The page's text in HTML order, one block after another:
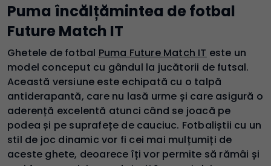
Puma încălțămintea de fotbal
Future Match IT
Ghetele de fotbal Puma Future Match IT este un
model conceput cu gândul la jucătorii de futsal.
Această versiune este echipată cu o talpă
antiderapantă, care nu lasă urme și care asigură o
aderență excelentă atunci când se joacă pe
podea și pe suprafețe de cauciuc. Fotbaliștii cu un
stil de joc dinamic vor fi cei mai mulțumiți de
aceste ghete, deoarece îți vor permite să rămâi și